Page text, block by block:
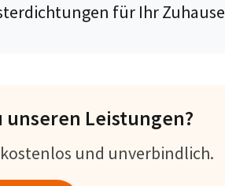
für Ihr Zuhause
unseren Leistungen?
und unverbindlich.